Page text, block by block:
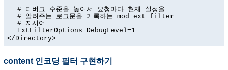
# 디버그 수준을 높여서 요청마다 현재 설정을
# 알려주는 로그문을 기록하는 mod_ext_filter
# 지시어
ExtFilterOptions DebugLevel=1
</Directory>
content 인코딩 필터 구현하기